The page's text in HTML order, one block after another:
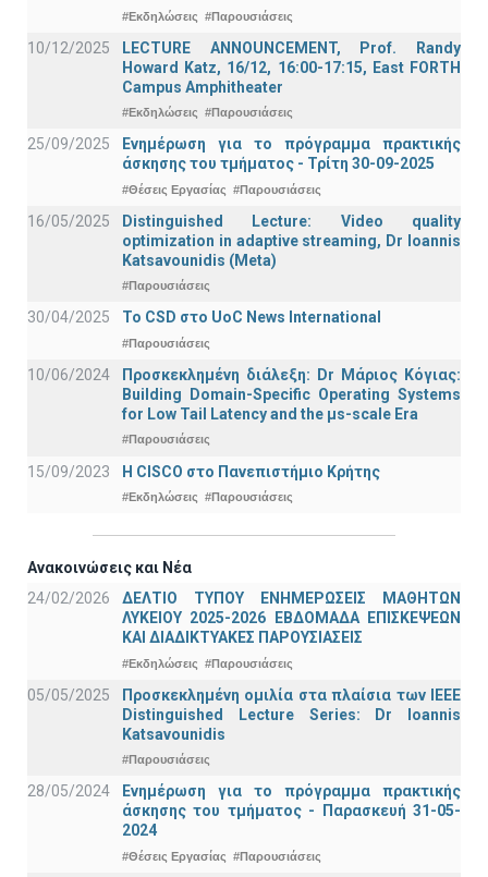
#Εκδηλώσεις #Παρουσιάσεις
10/12/2025
LECTURE ANNOUNCEMENT, Prof. Randy
Howard Katz, 16/12, 16:00-17:15, East FORTH
Campus Amphitheater
#Εκδηλώσεις #Παρουσιάσεις
25/09/2025
Ενημέρωση για το πρόγραμμα πρακτικής
άσκησης του τμήματος - Τρίτη 30-09-2025
#Θέσεις Εργασίας #Παρουσιάσεις
16/05/2025
Distinguished Lecture: Video quality
optimization in adaptive streaming, Dr Ioannis
Katsavounidis (Meta)
#Παρουσιάσεις
30/04/2025 To CSD στο UoC News International
#Παρουσιάσεις
10/06/2024
Προσκεκλημένη διάλεξη: Dr Μάριος Κόγιας:
Building Domain-Specific Operating Systems
for Low Tail Latency and the μs-scale Era
#Παρουσιάσεις
15/09/2023 Η CISCO στο Πανεπιστήμιο Κρήτης
#Εκδηλώσεις #Παρουσιάσεις
Ανακοινώσεις και Νέα
24/02/2026
ΔΕΛΤΙΟ ΤΥΠΟΥ ΕΝΗΜΕΡΩΣΕΙΣ ΜΑΘΗΤΩΝ
ΛΥΚΕΙΟΥ 2025-2026 ΕΒΔΟΜΑΔΑ ΕΠΙΣΚΕΨΕΩΝ
ΚΑΙ ΔΙΑΔΙΚΤΥΑΚΕΣ ΠΑΡΟΥΣΙΑΣΕΙΣ
#Εκδηλώσεις #Παρουσιάσεις
05/05/2025
Προσκεκλημένη ομιλία στα πλαίσια των IEEE
Distinguished Lecture Series: Dr Ioannis
Katsavounidis
#Παρουσιάσεις
28/05/2024
Ενημέρωση για το πρόγραμμα πρακτικής
άσκησης του τμήματος - Παρασκευή 31-05-
2024
#Θέσεις Εργασίας #Παρουσιάσεις